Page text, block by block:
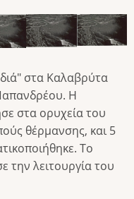
Bild Bild
στα Καλαβρύτα
Η
στα ορυχεία του
θέρμανσης, και 5
Το
την λειτουργία του